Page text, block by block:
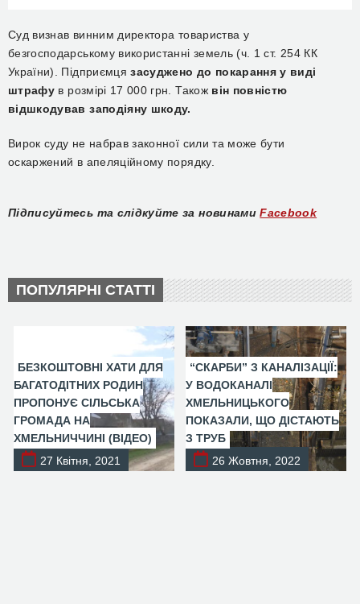
Суд визнав винним директора товариства у
безгосподарському використанні земель (ч. 1 ст. 254 КК
України). Підприємцязасуджено до покарання у виді
штрафу в розмірі 17 000 грн. Також він повністю
відшкодував заподіяну шкоду.
Вирок суду не набрав законної сили та може бути
оскаржений в апеляційному порядку.
Підписуйтесь та слідкуйте за новинами Facebook
ПОПУЛЯРНІ СТАТТІ
БЕЗКОШТОВНІ ХАТИ ДЛЯ
БАГАТОДІТНИХ РОДИН
ПРОПОНУЄ СІЛЬСЬКА
ГРОМАДА НА
ХМЕЛЬНИЧЧИНІ (ВІДЕО)
27 Квітня, 2021
“СКАРБИ” З КАНАЛІЗАЦІЇ:
У ВОДОКАНАЛІ
ХМЕЛЬНИЦЬКОГО
ПОКАЗАЛИ, ЩО ДІСТАЮТЬ
З ТРУБ
26 Жовтня, 2022